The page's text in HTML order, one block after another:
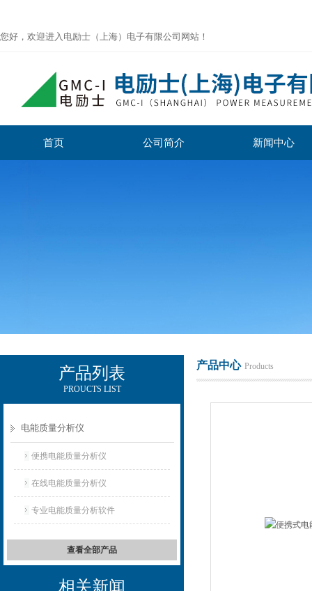
您好，欢迎进入电励士（上海）电子有限公司网站！
首页 公司简介 新闻中心
产品列表
PROUCTS LIST
电能质量分析仪
便携电能质量分析仪
在线电能质量分析仪
专业电能质量分析软件
查看全部产品
相关新闻
产品中心 Products